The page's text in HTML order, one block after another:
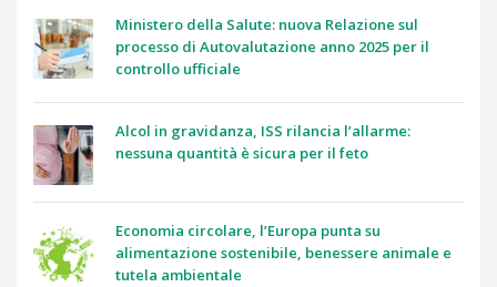
Ministero della Salute: nuova Relazione sul
processo di Autovalutazione anno 2025 per il
controllo ufficiale
Alcol in gravidanza, ISS rilancia l’allarme:
nessuna quantità è sicura per il feto
Economia circolare, l’Europa punta su
alimentazione sostenibile, benessere animale e
tutela ambientale